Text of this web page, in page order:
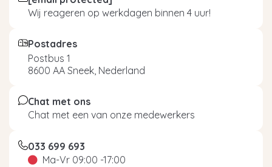
Wij reageren op werkdagen binnen 4 uur!
Postadres
Postbus 1
8600 AA Sneek, Nederland
Chat met ons
Chat met een van onze medewerkers
033 699 693
Ma-Vr 09:00 -17:00